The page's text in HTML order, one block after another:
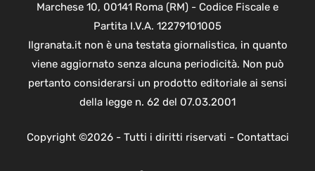
Marchese 10, 00141 Roma (RM) - Codice Fiscale e
Partita I.V.A. 12279101005
Ilgranata.it non è una testata giornalistica, in quanto
viene aggiornato senza alcuna periodicità. Non può
pertanto considerarsi un prodotto editoriale ai sensi
della legge n. 62 del 07.03.2001
Copyright ©2026 - Tutti i diritti riservati - Contattaci